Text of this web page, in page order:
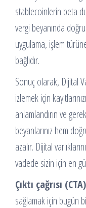
stablecoinlerin beta
vergi beyanında
uygulama, işlem
bağlıdır.
Sonuç olarak, Dijital
izlemek için
anlamlandırın ve
beyanlarınız hem
azalır. Dijital
vadede sizin için en
Çıktı çağrısı
sağlamak için bugün